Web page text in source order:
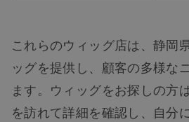
これらのウィッグ店は、静岡
ッグを提供し、顧客の多様な
ます。ウィッグをお探しの方
を訪れて詳細を確認し、自分